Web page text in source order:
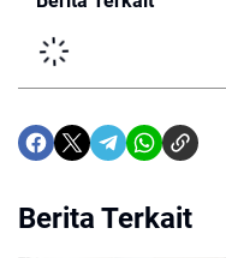
Berita Terkait